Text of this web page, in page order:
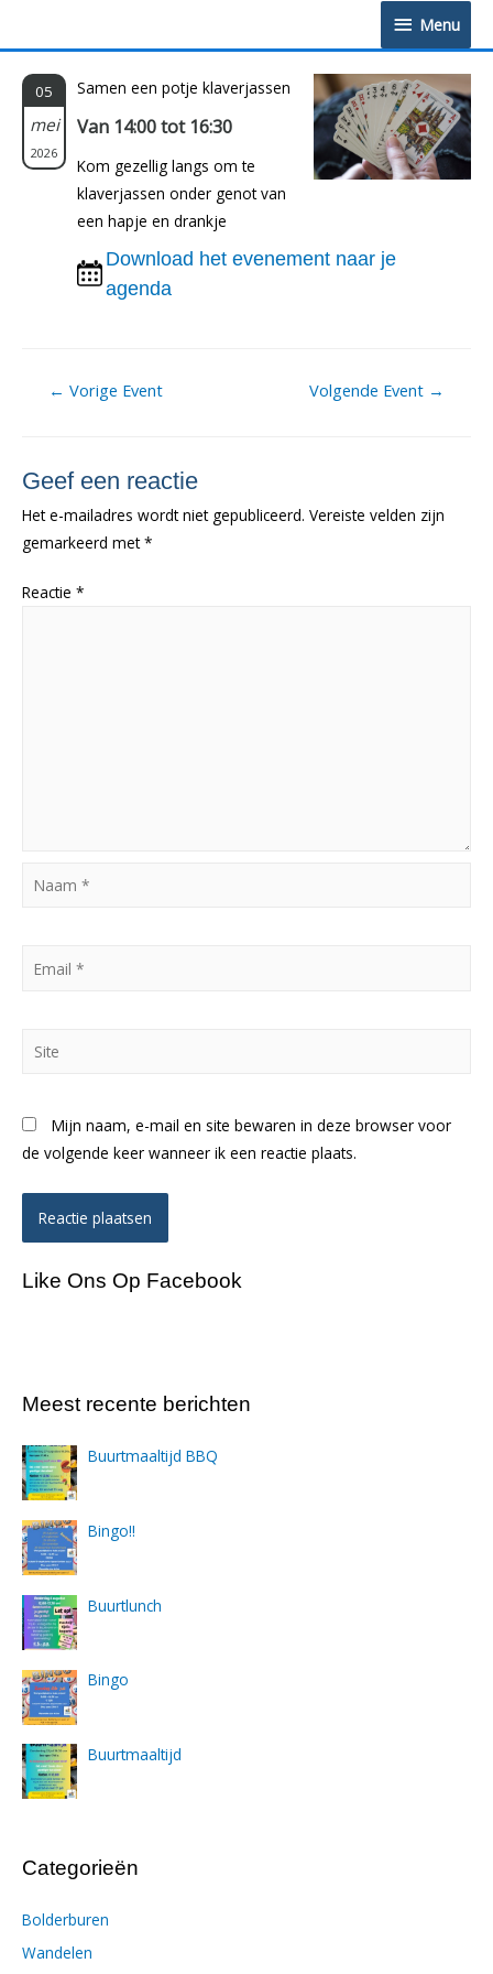
Menu
Menu
05
mei
2026
Samen een potje klaverjassen
Van 14:00 tot 16:30
Kom gezellig langs om te
klaverjassen onder genot van
een hapje en drankje
Download het evenement naar je
agenda
Berichtnavigatie
← Vorige Event Volgende Event →
Geef een reactie
Het e-mailadres wordt niet gepubliceerd. Vereiste velden zijn
gemarkeerd met*
Reactie *
Naam
Mijn naam, e-mail en site bewaren in deze browser voor
de volgende keer wanneer ik een reactie plaats.
Like Ons Op Facebook
Meest recente berichten
Buurtmaaltijd BBQ
Bingo!!
Buurtlunch
Bingo
Buurtmaaltijd
Categorieën
Bolderburen
Wandelen